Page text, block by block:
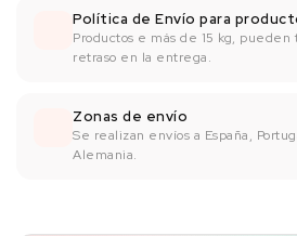
Política de Envío para
Productos e más de 15 kg,
retraso en la entrega.
Zonas de envío
Se realizan envíos a España,
Alemania.